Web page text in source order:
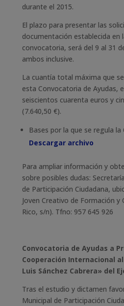
durante el 2015.
El plazo para presentar las
documentación establecida en
convocatoria, será del 9 al 31
ambos inclusive.
La cuantía total máxima que
esta Convocatoria de Ayudas,
seiscientos cuarenta euros y
(7.640,50 €).
Bases por la que se regula
Descargar archivo
Para ampliar información y
sobre posibles dudas:
de Participación Ciudadana,
Joven Creativo de Formación y
Rico, s/n). Tfno: 957 645 926
Convocatoria de Ayudas a
Cooperación Internacional
Luis Sánchez Cabrera» del
Tras el estudio y dictamen
Municipal de Participación